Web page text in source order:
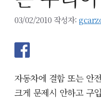
03/02/2010 작성자:
자동차에 결함 또는 안
크게 문제시 안하고 구